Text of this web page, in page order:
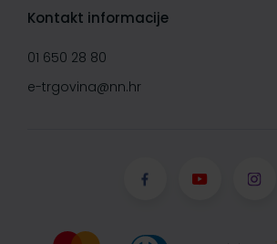
Kontakt informacije
01 650 28 80
e-trgovina@nn.hr